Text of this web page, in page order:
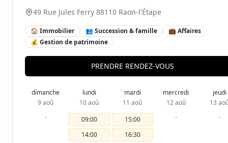
49 Rue Jules Ferry 88110 Raon-l'Étape
🏠 Immobilier 👥 Succession & famille
💼 Affaires
💰 Gestion de patrimoine
PRENDRE RENDEZ-VOUS
dimanche
9 aoû
-
lundi
10 aoû
09:00
14:00
mardi
11 aoû
15:00
16:30
mercredi
12 aoû
-
jeudi
13
-